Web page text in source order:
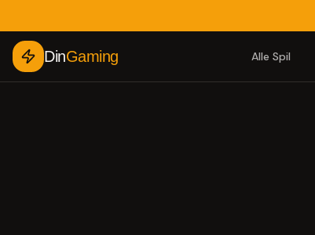
DinGaming Alle Spil